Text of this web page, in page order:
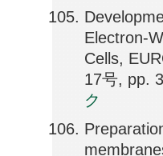
Electron-
Cells,
17号, pp.
ク